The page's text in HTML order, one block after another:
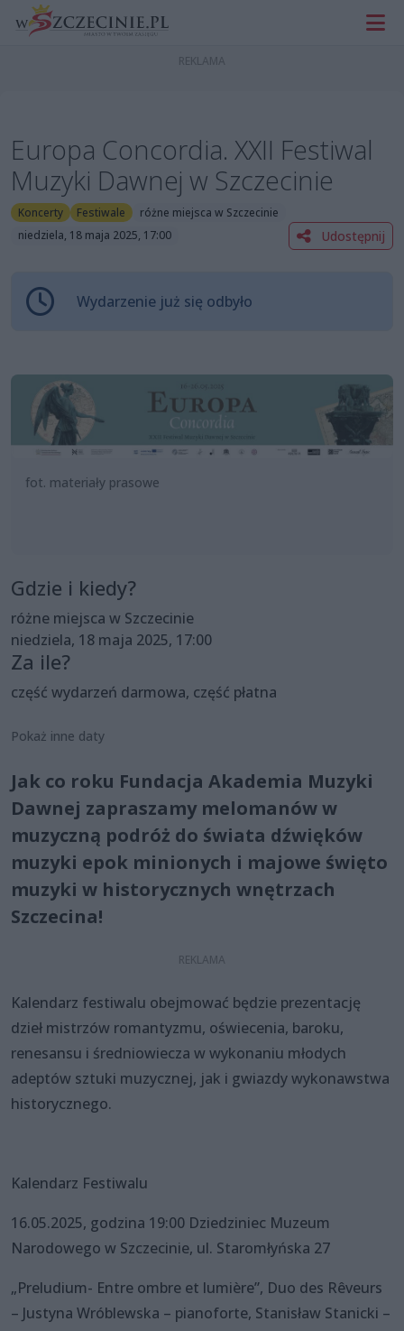
Europa Concordia. XXII Festiwal
Muzyki Dawnej w Szczecinie
Koncerty Festiwale
różne miejsca w Szczecinie
niedziela, 18 maja 2025, 17:00
Udostępnij
Wydarzenie już się odbyło
fot. materiały prasowe
Gdzie i kiedy?
różne miejsca w Szczecinie
niedziela, 18 maja 2025, 17:00
Za ile?
część wydarzeń darmowa, część płatna
Pokaż inne daty
Jak co roku Fundacja Akademia Muzyki
Dawnej zapraszamy melomanów w
muzyczną podróż do świata dźwięków
muzyki epok minionych i majowe święto
muzyki w historycznych wnętrzach
Szczecina!
Kalendarz festiwalu obejmować będzie prezentację
dzieł mistrzów romantyzmu, oświecenia, baroku,
renesansu i średniowiecza w wykonaniu młodych
adeptów sztuki muzycznej, jak i gwiazdy wykonawstwa
historycznego.
Kalendarz Festiwalu
16.05.2025, godzina 19:00 Dziedziniec Muzeum
Narodowego w Szczecinie, ul. Staromłyńska 27
„Preludium- Entre ombre et lumière”, Duo des Rêveurs
– Justyna Wróblewska – pianoforte, Stanisław Stanicki –